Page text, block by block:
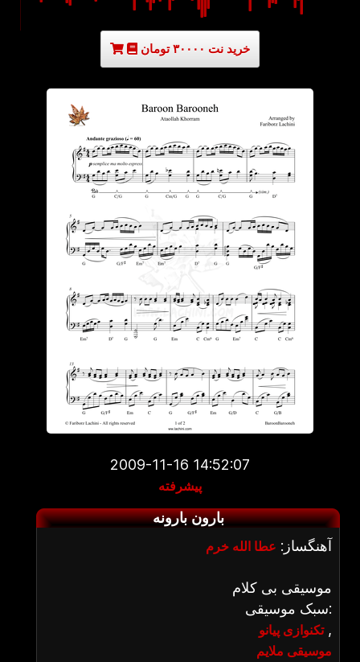
خرید نت ۳۰۰۰۰ تومان
2009-11-16 14:52:07
پیشرفته
بارون بارونه
آهنگساز: عطا الله خرم
موسیقی بی کلام
سبک موسیقی:
تکنوازی پیانو,
موسیقی ملایم